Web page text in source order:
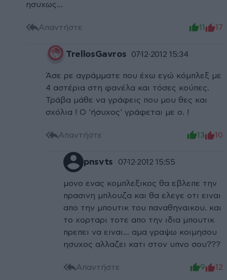
ησυχως...
Απαντήστε 11 17
TrellosGavros 07·12·2012 15:34
Άσε ρε αγράμματε που έχω εγώ κόμπλεξ με
4 αστέρια στη φανέλα και τόσες κούπες.
Τράβα μάθε να γράφεις που μου θες και
σχόλια ! Ο 'ήσυχος' γράφεται με ο. !
Απαντήστε 13 10
pnsvts 07·12·2012 15:55
μονο ενας κομπλεξικος θα εβλεπε την
πρασινη μπλουζα και θα ελεγε οτι ειναι
απο την μπουτικ του παναθηναικου. και
το χορταρι τοτε απο την ιδια μπουτικ
πρεπει να ειναι... αμα γραψω κοιμησου
ησυχος αλλαζει κατι στον υπνο σου???
Απαντήστε 9 12